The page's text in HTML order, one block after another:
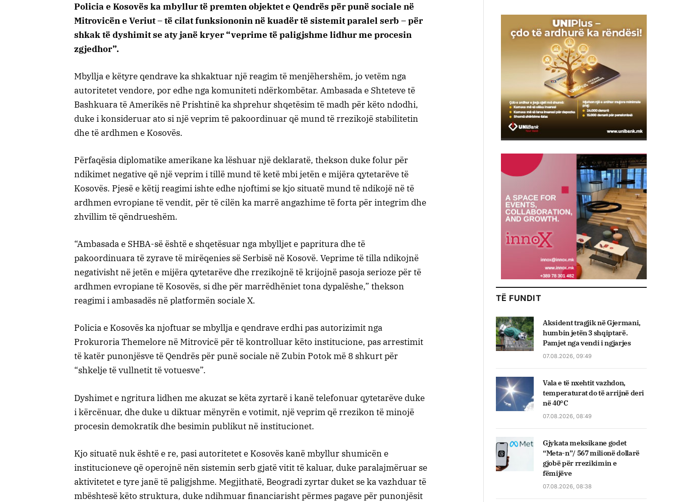
Policia e Kosovës ka mbyllur të premten objektet e Qendrës për punë sociale në
Mitrovicën e Veriut – të cilat funksiononin në kuadër të sistemit paralel serb – për
shkak të dyshimit se aty janë kryer “veprime të paligjshme lidhur me procesin
zgjedhor”.
Mbyllja e këtyre qendrave ka shkaktuar një reagim të menjëhershëm, jo vetëm nga
autoritetet vendore, por edhe nga komuniteti ndërkombëtar. Ambasada e Shteteve të
Bashkuara të Amerikës në Prishtinë ka shprehur shqetësim të madh për këto ndodhi,
duke i konsideruar ato si një veprim të pakoordinuar që mund të rrezikojë stabilitetin
dhe të ardhmen e Kosovës.
Përfaqësia diplomatike amerikane ka lëshuar një deklaratë, thekson duke folur për
ndikimet negative që një veprim i tillë mund të ketë mbi jetën e mijëra qytetarëve të
Kosovës. Pjesë e këtij reagimi ishte edhe njoftimi se kjo situatë mund të ndikojë në të
ardhmen evropiane të vendit, për të cilën ka marrë angazhime të forta për integrim dhe
zhvillim të qëndrueshëm.
“Ambasada e SHBA-së është e shqetësuar nga mbylljet e papritura dhe të
pakoordinuara të zyrave të mirëqenies së Serbisë në Kosovë. Veprime të tilla ndikojnë
negativisht në jetën e mijëra qytetarëve dhe rrezikojnë të krijojnë pasoja serioze për të
ardhmen evropiane të Kosovës, si dhe për marrëdhëniet tona dypalëshe,” thekson
reagimi i ambasadës në platformën sociale X.
Policia e Kosovës ka njoftuar se mbyllja e qendrave erdhi pas autorizimit nga
Prokuroria Themelore në Mitrovicë për të kontrolluar këto institucione, pas arrestimit
të katër punonjësve të Qendrës për punë sociale në Zubin Potok më 8 shkurt për
“shkelje të vullnetit të votuesve”.
Dyshimet e ngritura lidhen me akuzat se këta zyrtarë i kanë telefonuar qytetarëve duke
i kërcënuar, dhe duke u diktuar mënyrën e votimit, një veprim që rrezikon të minojë
procesin demokratik dhe besimin publikut në institucionet.
Kjo situatë nuk është e re, pasi autoritetet e Kosovës kanë mbyllur shumicën e
institucioneve që operojnë nën sistemin serb gjatë vitit të kaluar, duke paralajmëruar se
aktivitetet e tyre janë të paligjshme. Megjithatë, Beogradi zyrtar duket se ka vazhduar të
mbështesë këto struktura, duke ndihmuar financiarisht përmes pagave për punonjësit
TË FUNDIT
Aksident tragjik në Gjermani,
humbin jetën 3 shqiptarë.
Pamjet nga vendi i ngjarjes
07.08.2026, 09:49
Vala e të nxehtit vazhdon,
temperaturat do të arrijnë deri
në 40°C
07.08.2026, 08:49
Gjykata meksikane godet
“Meta-n”/ 567 milionë dollarë
gjobë për rrezikimin e
fëmijëve
07.08.2026, 08:38